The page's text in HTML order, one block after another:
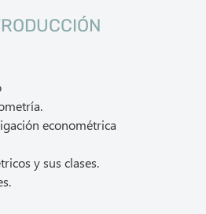
econométrica
y sus clases.